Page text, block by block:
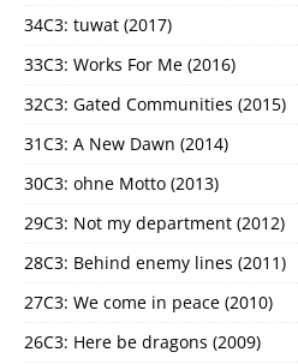
34C3: tuwat (2017)
33C3: Works For Me (2016)
32C3: Gated Communities (2015)
31C3: A New Dawn (2014)
30C3: ohne Motto (2013)
29C3: Not my department (2012)
28C3: Behind enemy lines (2011)
27C3: We come in peace (2010)
26C3: Here be dragons (2009)